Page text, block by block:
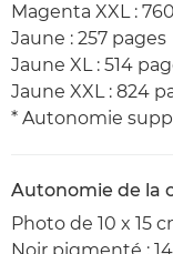
Magenta XXL :
Jaune : 257 pages
Jaune XL : 514
Jaune XXL : 824
* Autonomie
Autonomie de la
Photo de 10 x 15